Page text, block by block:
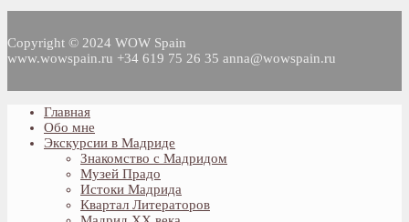
Copyright © 2024 WOW Spain
www.wowspain.ru +34 619 75 26 35 anna@wowspain.ru
Главная
Обо мне
Экскурсии в Мадриде
Знакомство с Мадридом
Музей Прадо
Истоки Мадрида
Квартал Литераторов